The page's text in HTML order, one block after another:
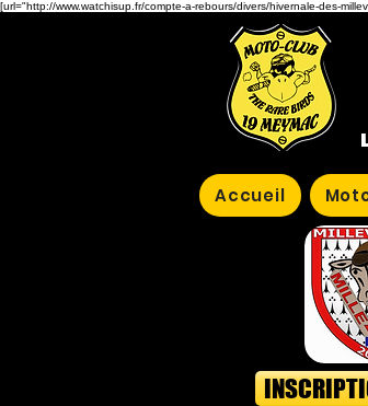
[url="http://www.watchisup.fr/compte-a-rebours/divers/hivernale-des-
Accueil